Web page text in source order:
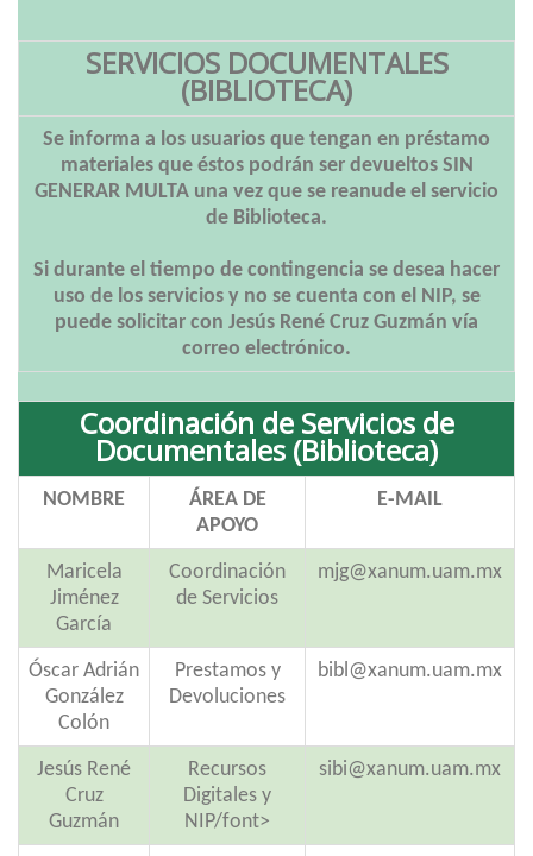
SERVICIOS DOCUMENTALES
(BIBLIOTECA)
Se informa a los usuarios que tengan en préstamo
materiales que éstos podrán ser devueltos SIN
GENERAR MULTA una vez que se reanude el servicio
de Biblioteca.
Si durante el tiempo de contingencia se desea hacer
uso de los servicios y no se cuenta con el NIP, se
puede solicitar con Jesús René Cruz Guzmán vía
correo electrónico.
Coordinación de Servicios de
Documentales (Biblioteca)
NOMBRE
ÁREA DE
APOYO
E-MAIL
Maricela
Jiménez
García
Coordinación
de Servicios
mjg@xanum.uam.mx
Óscar Adrián
González
Colón
Prestamos y
Devoluciones
bibl@xanum.uam.mx
Jesús René
Cruz
Guzmán
Recursos
Digitales y
NIP/font>
sibi@xanum.uam.mx